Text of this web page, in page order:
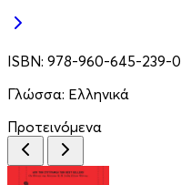
ISBN: 978-960-645-239-0
Γλώσσα: Ελληνικά
Προτεινόμενα